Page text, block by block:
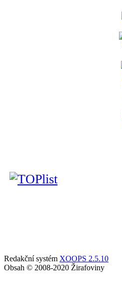
Redakční systém XOOPS 2.5.10
Obsah © 2008-2020 Žirafoviny